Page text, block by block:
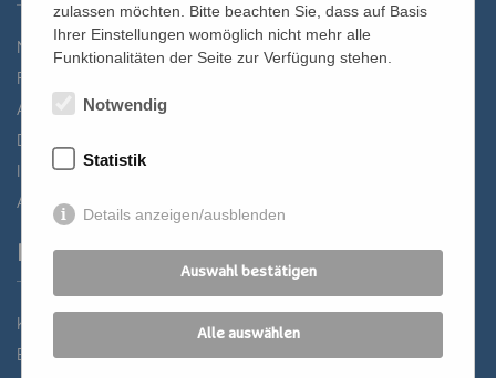
Newsletter
Förderverein
Anreise
Datenschutz
Impressum
AGB
Partner
Katholisches Bildungswerk Wien
Bildung Regional
zulassen möchten. Bitte beachten Sie, dass auf Basis
Ihrer Einstellungen womöglich nicht mehr alle
Funktionalitäten der Seite zur Verfügung stehen.
Notwendig
Statistik
Details anzeigen/ausblenden
Auswahl bestätigen
Alle auswählen